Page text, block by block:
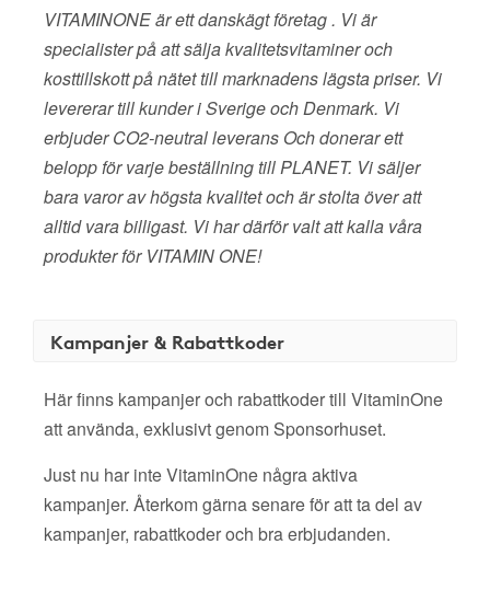
VITAMINONE är ett danskägt företag . Vi är
specialister på att sälja kvalitetsvitaminer och
kosttillskott på nätet till marknadens lägsta priser. Vi
levererar till kunder i Sverige och Denmark. Vi
erbjuder CO2-neutral leverans Och donerar ett
belopp för varje beställning till PLANET. Vi säljer
bara varor av högsta kvalitet och är stolta över att
alltid vara billigast. Vi har därför valt att kalla våra
produkter för VITAMIN ONE!
Kampanjer & Rabattkoder
Här finns kampanjer och rabattkoder till VitaminOne
att använda, exklusivt genom Sponsorhuset.
Just nu har inte VitaminOne några aktiva
kampanjer. Återkom gärna senare för att ta del av
kampanjer, rabattkoder och bra erbjudanden.